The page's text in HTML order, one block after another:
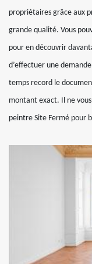
propriétaires grâce aux
grande qualité. Vous
pour en découvrir
d’effectuer une
temps record le
montant exact. Il ne
peintre Site Fermé pour